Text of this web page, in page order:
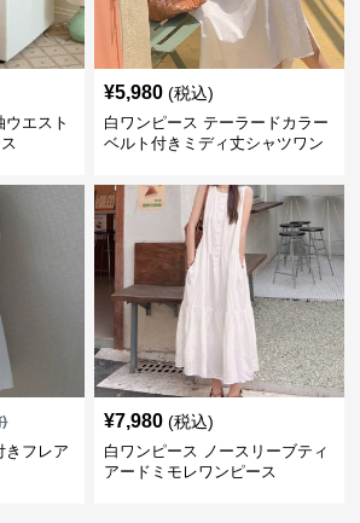
エスト
¥5,980 (税込)
白ワンピース テーラードカラー
ベルト付きミディ丈シャツワン
)
きフレア
¥7,980 (税込)
白ワンピース ノースリーブティ
アードミモレワンピース